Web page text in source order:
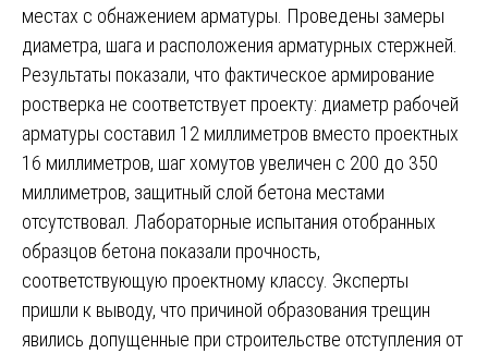
местах с обнажением арматуры. Проведены замеры
диаметра, шага и расположения арматурных стержней.
Результаты показали, что фактическое армирование
ростверка не соответствует проекту: диаметр рабочей
арматуры составил 12 миллиметров вместо проектных
16 миллиметров, шаг хомутов увеличен с 200 до 350
миллиметров, защитный слой бетона местами
отсутствовал. Лабораторные испытания отобранных
образцов бетона показали прочность,
соответствующую проектному классу. Эксперты
пришли к выводу, что причиной образования трещин
явились допущенные при строительстве отступления от